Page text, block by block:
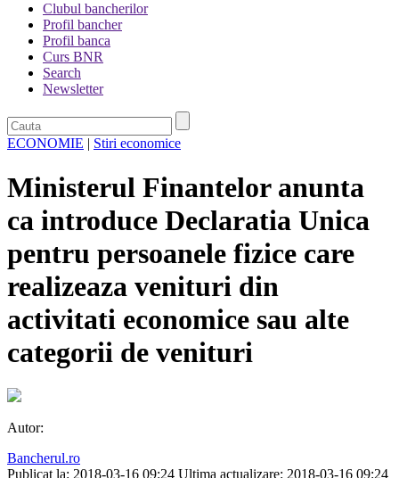
Clubul bancherilor
Profil bancher
Profil banca
Curs BNR
Search
Newsletter
ECONOMIE | Stiri economice
Ministerul Finantelor anunta
ca introduce Declaratia Unica
pentru persoanele fizice care
realizeaza venituri din
activitati economice sau alte
categorii de venituri
Autor:
Bancherul.ro
Publicat la: 2018-03-16 09:24 Ultima actualizare: 2018-03-16 09:24